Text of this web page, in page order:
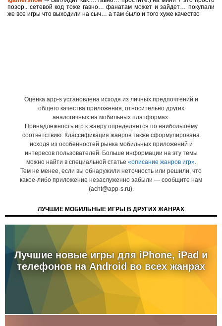
позор.. сетевой код тоже гавно… фанатам может и зайдет… покупали
же все игры что выходили на сыч… а там было и того хуже качество
Оценка app-s установлена исходя из личных предпочтений и
общего качества приложения, относительно других
аналогичных на мобильных платформах.
Принадлежность игр к жанру определяется по наибольшему
соответствию. Классификация жанров также сформулирована
исходя из особенностей рынка мобильных приложений и
интересов пользователей. Больше информации на эту темы
можно найти в специальной статье «описание жанров игр».
Тем не менее, если вы обнаружили неточность или решили, что
какое-либо приложение незаслуженно забыли — сообщите нам
(acht@app-s.ru).
ЛУЧШИЕ МОБИЛЬНЫЕ ИГРЫ В ДРУГИХ ЖАНРАХ
Лучшие новые игры для iPhone, iPad и
телефонов на Android во всех жанрах